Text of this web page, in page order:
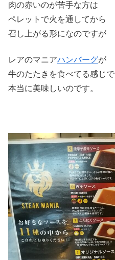
肉の赤いのが苦手な方は
ペレットで火を通してから
召し上がる形になのですが
レアのマニアハンバーグが
牛のたたきを食べてる感じで
本当に美味しいのです。